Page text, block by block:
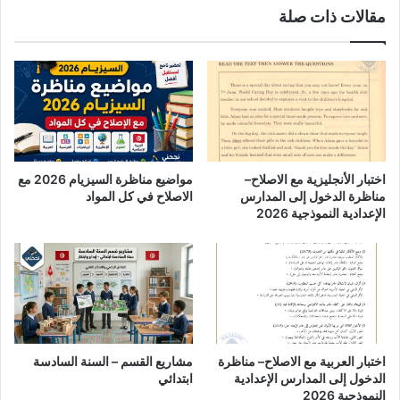
مقالات ذات صلة
اختبار الأنجليزية مع الاصلاح–
مناظرة الدخول إلى المدارس
الإعدادية النموذجية 2026
مواضيع مناظرة السيزيام 2026 مع
الاصلاح في كل المواد
اختبار العربية مع الاصلاح– مناظرة
الدخول إلى المدارس الإعدادية
النموذجية 2026
مشاريع القسم – السنة السادسة
ابتدائي